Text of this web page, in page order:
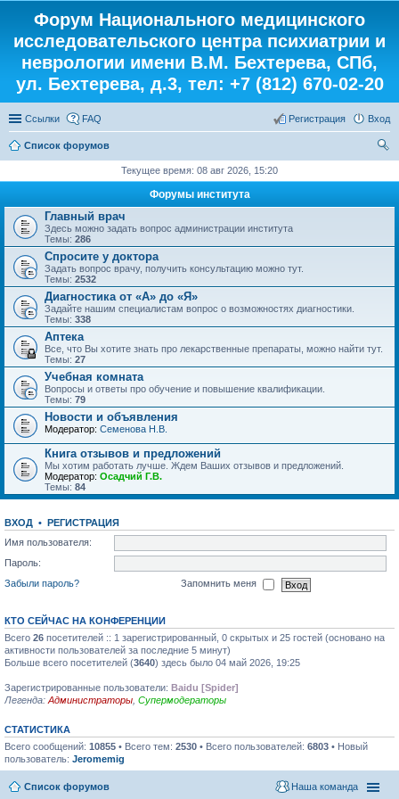
Форум Национального медицинского
исследовательского центра психиатрии и
неврологии имени В.М. Бехтерева, СПб,
ул. Бехтерева, д.3, тел: +7 (812) 670-02-20
Ссылки FAQ Вход
Регистрация
Список форумов
Текущее время: 08 авг 2026, 15:20
Форумы института
Главный врач
Здесь можно задать вопрос администрации института
Темы: 286
Спросите у доктора
Задать вопрос врачу, получить консультацию можно тут.
Темы: 2532
Диагностика от «А» до «Я»
Задайте нашим специалистам вопрос о возможностях диагностики.
Темы: 338
Аптека
Все, что Вы хотите знать про лекарственные препараты, можно найти тут.
Темы: 27
Учебная комната
Вопросы и ответы про обучение и повышение квалификации.
Темы: 79
Новости и объявления
Модератор: Семенова Н.В.
Книга отзывов и предложений
Мы хотим работать лучше. Ждем Ваших отзывов и предложений.
Модератор: Осадчий Г.В.
Темы: 84
ВХОД • РЕГИСТРАЦИЯ
Имя пользователя:
Пароль:
Забыли пароль?
Запомнить меня
КТО СЕЙЧАС НА КОНФЕРЕНЦИИ
Всего 26 посетителей :: 1 зарегистрированный, 0 скрытых и 25 гостей (основано на
активности пользователей за последние 5 минут)
Больше всего посетителей (3640) здесь было 04 май 2026, 19:25
Зарегистрированные пользователи: Baidu [Spider]
Легенда: Администраторы Супермодераторы
СТАТИСТИКА
Всего сообщений: 10855 • Всего тем: 2530 • Всего пользователей: 6803 • Новый
пользователь: Jeromemig
Список форумов Наша команда